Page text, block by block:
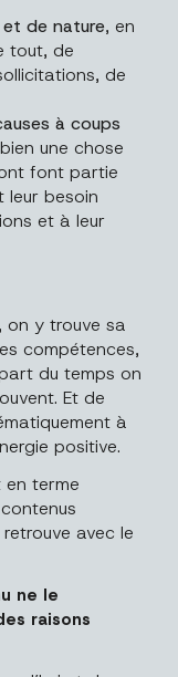
de nature, en
tout, de
de
à coups
une chose
font partie
leur besoin
et à leur
on y trouve sa
compétences,
du temps on
Et de
à
positive.
terme
avec le
ne le
raisons